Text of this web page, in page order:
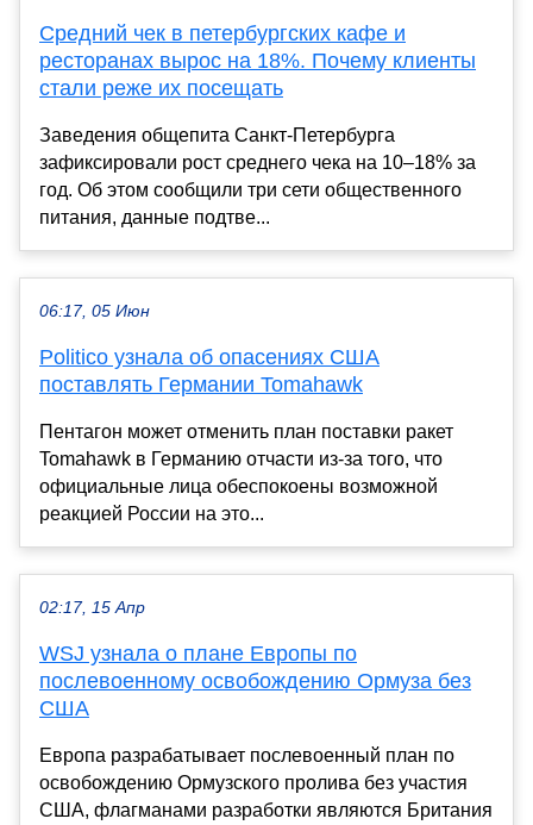
Средний чек в петербургских кафе и
ресторанах вырос на 18%. Почему клиенты
стали реже их посещать
Заведения общепита Санкт-Петербурга
зафиксировали рост среднего чека на 10–18% за
год. Об этом сообщили три сети общественного
питания, данные подтве...
06:17, 05 Июн
Politico узнала об опасениях США
поставлять Германии Tomahawk
Пентагон может отменить план поставки ракет
Tomahawk в Германию отчасти из-за того, что
официальные лица обеспокоены возможной
реакцией России на это...
02:17, 15 Апр
WSJ узнала о плане Европы по
послевоенному освобождению Ормуза без
США
Европа разрабатывает послевоенный план по
освобождению Ормузского пролива без участия
США, флагманами разработки являются Британия